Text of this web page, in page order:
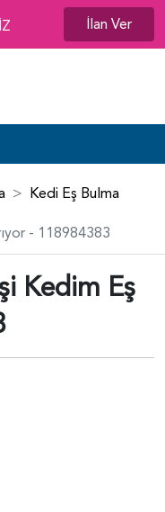
İlan Ver
Kedi Eş Bulma
- 118984383
Kedim Eş